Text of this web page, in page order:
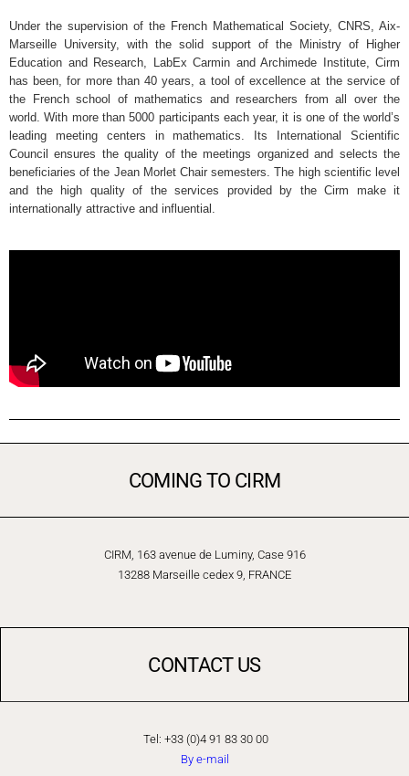
Under the supervision of the French Mathematical Society, CNRS, Aix-
Marseille University, with the solid support of the Ministry of Higher
Education and Research, LabEx Carmin and Archimede Institute, Cirm
has been, for more than 40 years, a tool of excellence at the service of
the French school of mathematics and researchers from all over the
world. With more than 5000 participants each year, it is one of the world’s
leading meeting centers in mathematics. Its International Scientific
Council ensures the quality of the meetings organized and selects the
beneficiaries of the Jean Morlet Chair semesters. The high scientific level
and the high quality of the services provided by the Cirm make it
internationally attractive and influential.
COMING TO CIRM
CIRM, 163 avenue de Luminy, Case 916
13288 Marseille cedex 9, FRANCE
CONTACT US
Tel: +33 (0)4 91 83 30 00
By e-mail